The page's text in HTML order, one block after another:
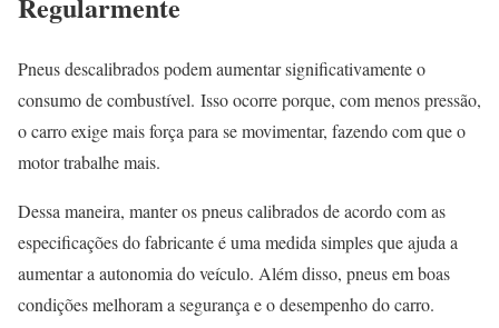
Pneus descalibrados podem aumentar significativamente o
consumo de combustível. Isso ocorre porque, com menos pressão,
o carro exige mais força para se movimentar, fazendo com que o
motor trabalhe mais.
Dessa maneira, manter os pneus calibrados de acordo com as
especificações do fabricante é uma medida simples que ajuda a
aumentar a autonomia do veículo. Além disso, pneus em boas
condições melhoram a segurança e o desempenho do carro.